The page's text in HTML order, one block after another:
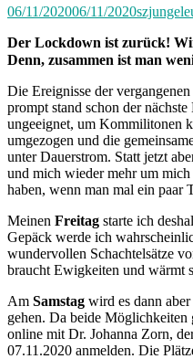
06/11/202006/11/2020
Der Lockdown ist zurück!
Denn, zusammen ist man
Die Ereignisse der
prompt stand schon der
ungeeignet, um Kommilitonen
umgezogen und die
unter Dauerstrom. Statt jetzt
und mich wieder mehr um
haben, wenn man mal ein paar
Meinen Freitag starte ich
Gepäck werde ich
wundervollen Schachtelsätze
braucht Ewigkeiten und wärmt
Am Samstag wird es dann
gehen. Da beide
online mit Dr. Johanna Zorn,
07.11.2020 anmelden. Die